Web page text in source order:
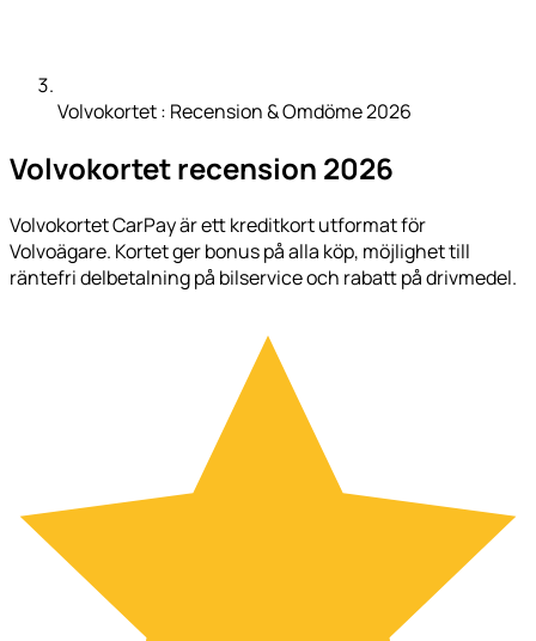
Volvokortet : Recension & Omdöme 2026
Volvokortet recension 2026
Volvokortet CarPay är ett kreditkort utformat för
Volvoägare. Kortet ger bonus på alla köp, möjlighet till
räntefri delbetalning på bilservice och rabatt på drivmedel.